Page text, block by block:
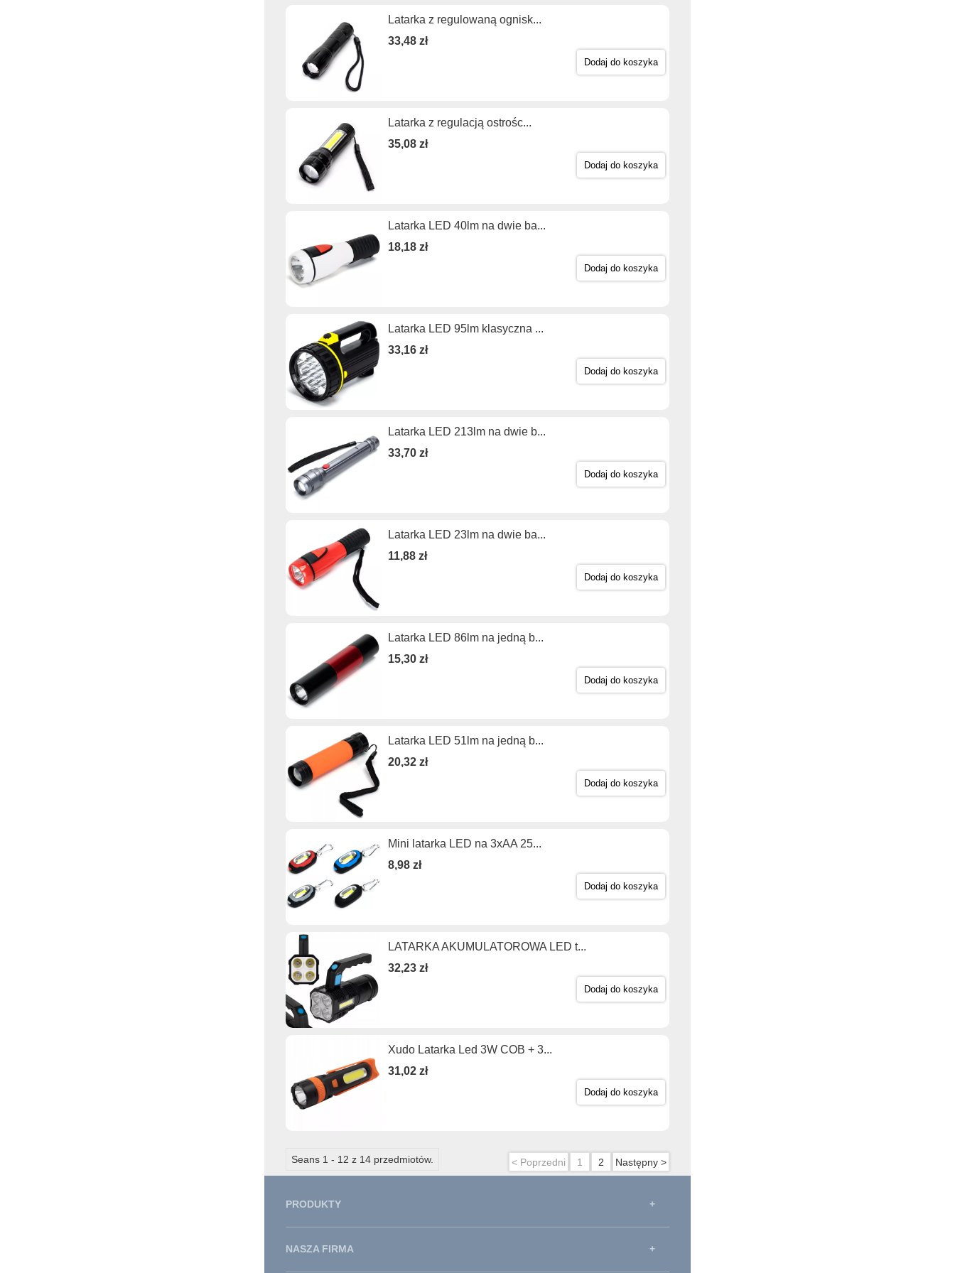
Latarka z regulowaną ognisk...
33,48 zł
Dodaj do koszyka
Latarka z regulacją ostrośc...
35,08 zł
Dodaj do koszyka
Latarka LED 40lm na dwie ba...
18,18 zł
Dodaj do koszyka
Latarka LED 95lm klasyczna ...
33,16 zł
Dodaj do koszyka
Latarka LED 213lm na dwie b...
33,70 zł
Dodaj do koszyka
Latarka LED 23lm na dwie ba...
11,88 zł
Dodaj do koszyka
Latarka LED 86lm na jedną b...
15,30 zł
Dodaj do koszyka
Latarka LED 51lm na jedną b...
20,32 zł
Dodaj do koszyka
Mini latarka LED na 3xAA 25...
8,98 zł
Dodaj do koszyka
LATARKA AKUMULATOROWA LED t...
32,23 zł
Dodaj do koszyka
Xudo Latarka Led 3W COB + 3...
31,02 zł
Dodaj do koszyka
Seans 1 - 12 z 14 przedmiotów. < Poprzedni 1 2 Następny >
PRODUKTY
NASZA FIRMA